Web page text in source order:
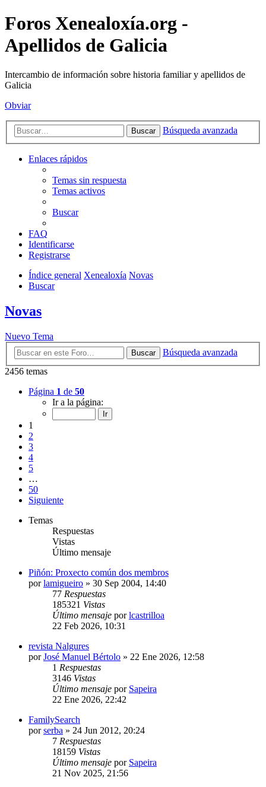
Foros Xenealoxía.org -
Apellidos de Galicia
Intercambio de información sobre historia familiar y apellidos de
Galicia
Obviar
Buscar Búsqueda avanzada
Enlaces rápidos
Temas sin respuesta
Temas activos
Buscar
FAQ
Identificarse
Registrarse
Índice general Xenealoxía Novas
Buscar
Novas
Nuevo Tema
Buscar
Búsqueda avanzada
2456 temas
Página 1 de 50
Ir a la página:
1
2
3
4
5
…
50
Siguiente
Temas
Respuestas
Vistas
Último mensaje
Piñón: Proxecto común dos membros
porlamigueiro » 30 Sep 2004, 14:40
77 Respuestas
185321 Vistas
Último mensaje porlcastrilloa
22 Feb 2026, 10:31
revista Nalgures
porJosé Manuel Bértolo » 22 Ene 2026, 12:58
1 Respuestas
3146 Vistas
Último mensaje por Sapeira
22 Ene 2026, 22:42
FamilySearch
porserba » 24 Jun 2012, 20:24
7 Respuestas
18159 Vistas
Último mensaje por Sapeira
21 Nov 2025, 21:56